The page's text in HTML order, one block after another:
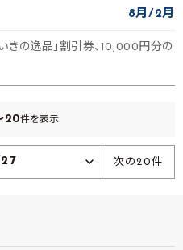
8月 2月
きの逸品」割引券、10,000円分の
20件を表示
次の20件